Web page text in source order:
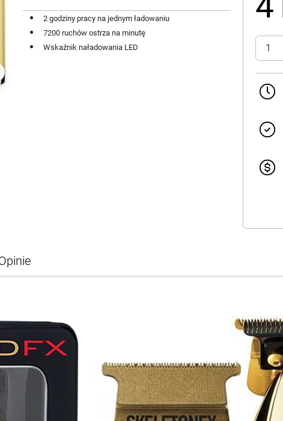
2 godziny pracy na jednym ładowaniu
7200 ruchów ostrza na minutę
Wskaźnik naładowania LED